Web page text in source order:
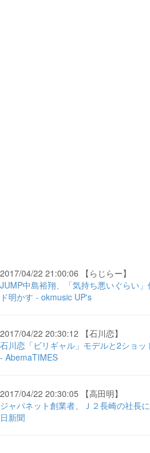
2017/04/22 21:00:06 【らじらー】
JUMP中島裕翔、「気持ち悪いぐらい
ド明かす - okmusic UP's
2017/04/22 20:30:12 【石川恋】
石川恋「ビリギャル」モデルと2ショ
- AbemaTIMES
2017/04/22 20:30:05 【高田明】
ジャパネット創業者、Ｊ２長崎の社長
日新聞